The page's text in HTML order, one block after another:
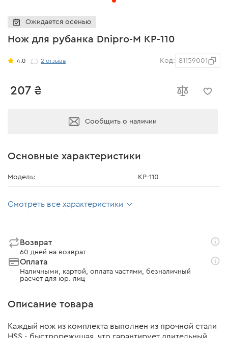
Нож для рубанкa Dnipro-M KP-110
4.0 2отзыва Код: 81159001
207 ₴
Сообщить о наличии
Ожидается осенью
Основные характеристики
Модель: KP-110
Смотреть все характеристики
Возврат
60 дней на возврат
Оплата
Наличными, картой, оплата частями, безналичный
расчет для юр. лиц
Описание товара
Каждый нож из комплекта выполнен из прочной стали